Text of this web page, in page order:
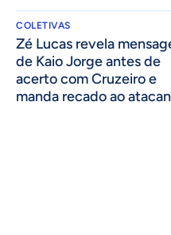
COLETIVAS
Zé Lucas revela
de Kaio Jorge antes de
acerto com Cruzeiro e
manda recado ao